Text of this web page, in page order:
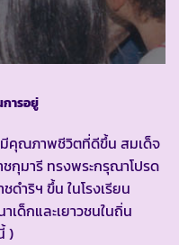
การอยู่
มีคุณภาพชีวิตที่ดีขึ้น สมเด็จ
กุมารี ทรงพระกรุณาโปรด
ดำริฯ ขึ้น ในโรงเรียน
ด็กและเยาวชนในถิ่น
)